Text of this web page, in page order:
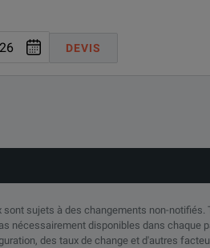
DEVIS
sujets à des changements non-
nécessairement disponibles dans
des taux de change et d'autres